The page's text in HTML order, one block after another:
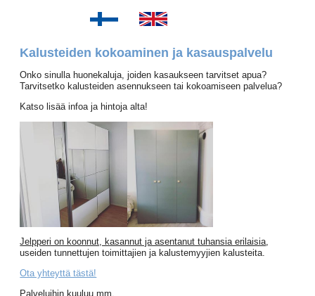
Kalusteiden kokoaminen ja kasauspalvelu
Onko sinulla huonekaluja, joiden kasaukseen tarvitset apua?
Tarvitsetko kalusteiden asennukseen tai kokoamiseen palvelua?
Katso lisää infoa ja hintoja alta!
Jelpperi on koonnut, kasannut ja asentanut tuhansia erilaisia,
useiden tunnettujen toimittajien ja kalustemyyjien kalusteita.
Ota yhteyttä tästä!
Palveluihin kuuluu mm.